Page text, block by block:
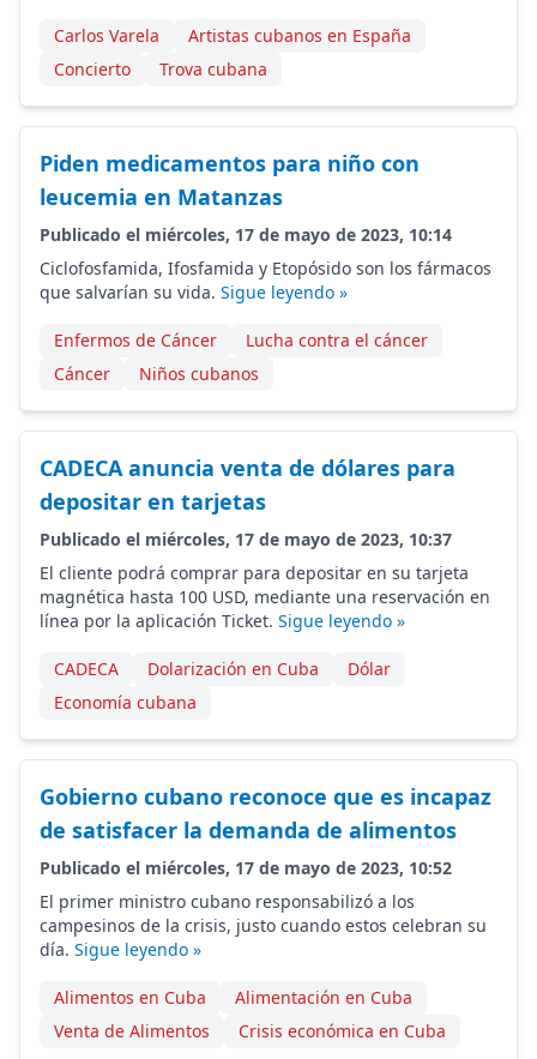
Carlos Varela
Artistas cubanos en España
Concierto
Trova cubana
Piden medicamentos para niño con
leucemia en Matanzas
Publicado el miércoles, 17 de mayo de 2023, 10:14
Ciclofosfamida, Ifosfamida y Etopósido son los fármacos
que salvarían su vida. Sigue leyendo »
Enfermos de Cáncer
Lucha contra el cáncer
Cáncer
Niños cubanos
CADECA anuncia venta de dólares para
depositar en tarjetas
Publicado el miércoles, 17 de mayo de 2023, 10:37
El cliente podrá comprar para depositar en su tarjeta
magnética hasta 100 USD, mediante una reservación en
línea por la aplicación Ticket. Sigue leyendo »
CADECA Dolarización en Cuba
Dólar
Economía cubana
Gobierno cubano reconoce que es incapaz
de satisfacer la demanda de alimentos
Publicado el miércoles, 17 de mayo de 2023, 10:52
El primer ministro cubano responsabilizó a los
campesinos de la crisis, justo cuando estos celebran su
día. Sigue leyendo »
Alimentos en Cuba
Alimentación en Cuba
Venta de Alimentos
Crisis económica en Cuba